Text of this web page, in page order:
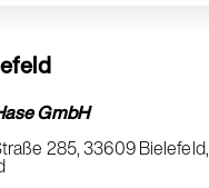
GmbH
285, 33609 Bielefeld,